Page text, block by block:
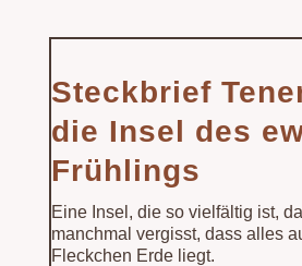
Steckbrief
die Insel des
Frühlings
Eine Insel, die so vielfältig ist,
manchmal vergisst, dass alles
Fleckchen Erde liegt.